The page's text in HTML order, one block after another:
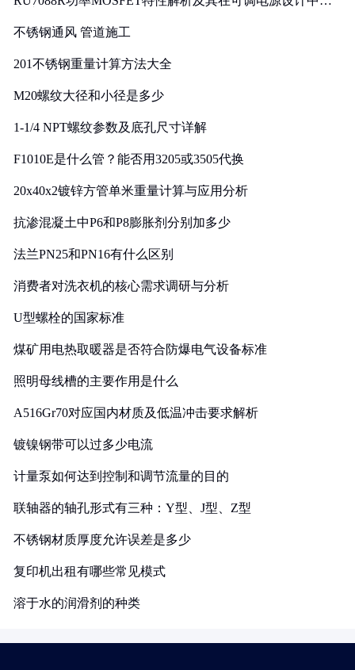
不锈钢通风 管道施工
201不锈钢重量计算方法大全
M20螺纹大径和小径是多少
1-1/4 NPT螺纹参数及底孔尺寸详解
F1010E是什么管？能否用3205或3505代换
20x40x2镀锌方管单米重量计算与应用分析
抗渗混凝土中P6和P8膨胀剂分别加多少
法兰PN25和PN16有什么区别
消费者对洗衣机的核心需求调研与分析
U型螺栓的国家标准
煤矿用电热取暖器是否符合防爆电气设备标准
照明母线槽的主要作用是什么
A516Gr70对应国内材质及低温冲击要求解析
镀镍钢带可以过多少电流
计量泵如何达到控制和调节流量的目的
联轴器的轴孔形式有三种：Y型、J型、Z型
不锈钢材质厚度允许误差是多少
复印机出租有哪些常见模式
溶于水的润滑剂的种类